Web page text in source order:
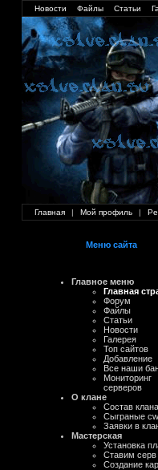
Новости Файлы Статьи
Главная | Мой профиль |
Меню сайта
Главное меню
Главная
Форум
Файлы
Статьи
Новости
Галерея
Топ сайтов
Добавление
Все наши
Мониторинг
серверов
О клане
Состав клана
Сыграные cw
Заявки в
Мастерская
Установка
Ставим серв
Создание